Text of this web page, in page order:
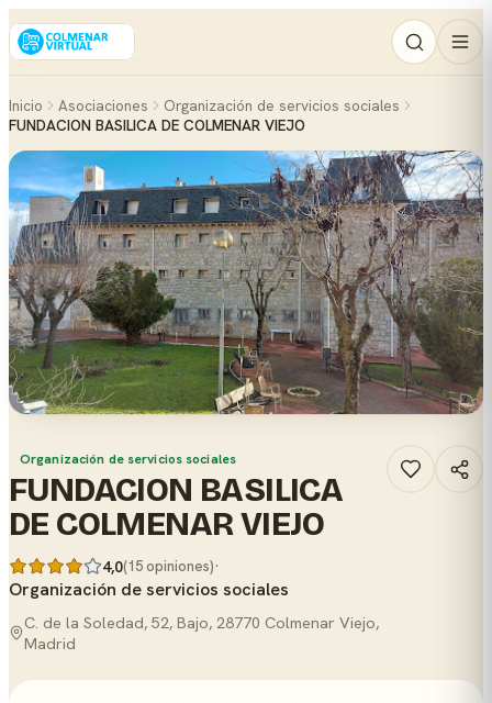
Inicio Asociaciones
Organización de servicios sociales
FUNDACION BASILICA DE COLMENAR VIEJO
Organización de servicios sociales
FUNDACION BASILICA
DE COLMENAR VIEJO
4,0(15 opiniones)·
Organización de servicios sociales
C. de la Soledad, 52, Bajo, 28770 Colmenar Viejo,
Madrid